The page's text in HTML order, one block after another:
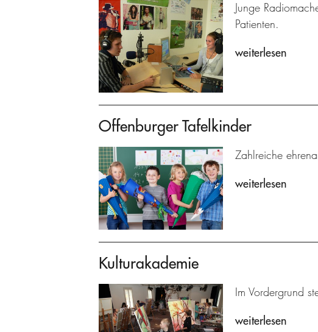
Junge
Patienten.
weiterlesen
Offenburger Tafelkinder
Zahlreiche
weiterlesen
Kulturakademie
Im Vordergrund
weiterlesen